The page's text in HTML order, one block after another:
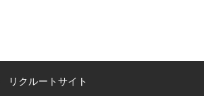
リクルートサイト